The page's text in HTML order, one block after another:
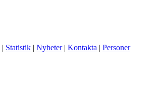
| Statistik | Nyheter| Kontakta | Personer